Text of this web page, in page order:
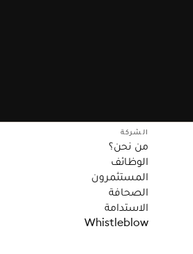
الشركة
من نحن؟
الوظائف
المستثمرون
الصحافة
الاستدامة
Whistleblow